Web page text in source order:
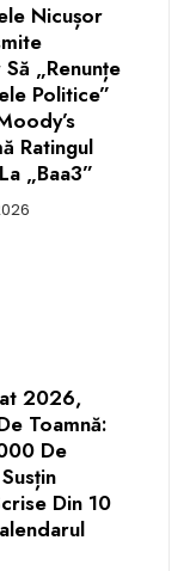
Nicușor
„renunțe
Politice”
Ratingul
„Baa3”
2026,
Toamnă:
De
Din 10